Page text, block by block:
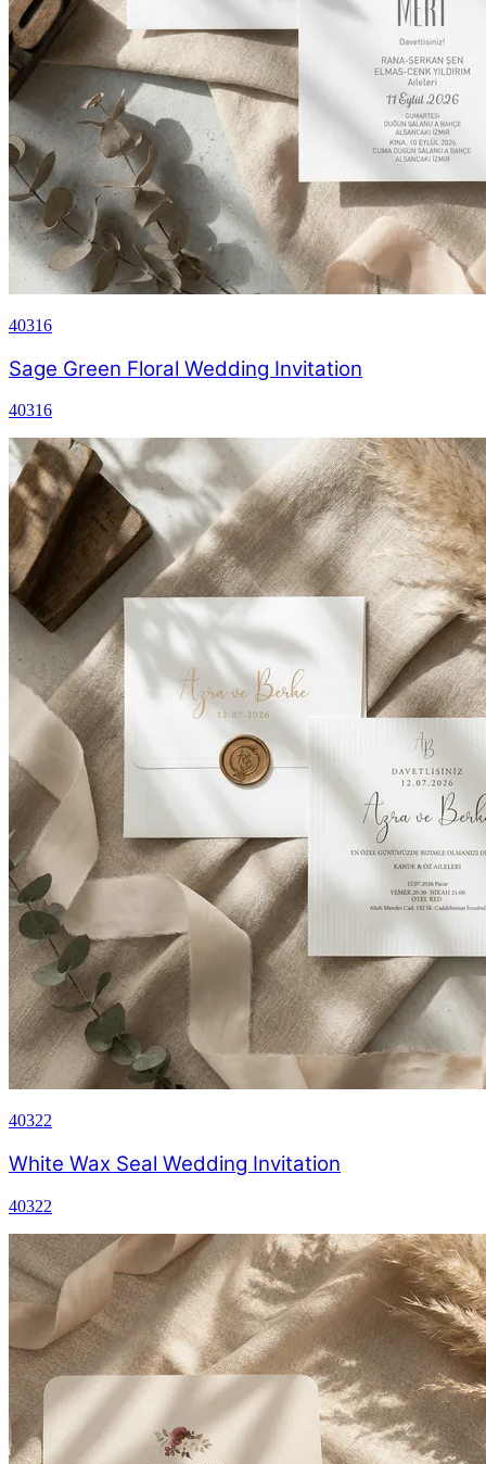
40316
Sage Green Floral Wedding Invitation
40316
40322
White Wax Seal Wedding Invitation
40322